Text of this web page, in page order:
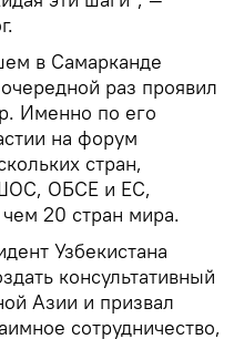
в Самарканде
раз проявил
Именно по его
на форум
стран,
ОБСЕ и ЕС,
20 стран мира.
Узбекистана
консультативный
Азии и призвал
сотрудничество,